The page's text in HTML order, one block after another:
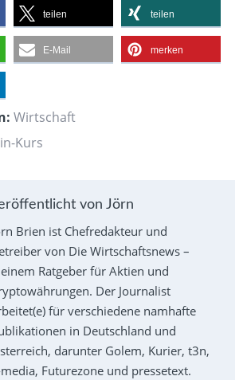
teilen teilen
E-Mail merken
Wirtschaft
Kurs
von Jörn
Brien ist Chefredakteur und
von Die Wirtschaftsnews –
Ratgeber für Aktien und
Der Journalist
für verschiedene namhafte
in Deutschland und
darunter Golem, Kurier, t3n,
Futurezone und pressetext.